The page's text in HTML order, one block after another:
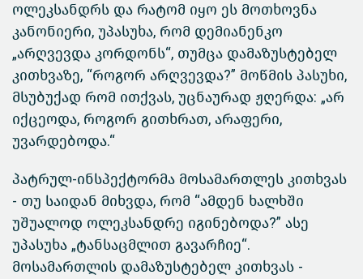
ოლეკსანდრს და რატომ იყო ეს მოთხოვნა
კანონიერი, უპასუხა, რომ დემიანენკო
„არღვევდა კორდონს“, თუმცა დამაზუსტებელ
კითხვაზე, “როგორ არღვევდა?” მოწმის პასუხი,
მსუბუქად რომ ითქვას, უცნაურად ჟღერდა: „არ
იქცეოდა, როგორ გითხრათ, არაფერი,
უვარდებოდა.“
პატრულ-ინსპექტორმა მოსამართლეს კითხვას
- თუ საიდან მიხვდა, რომ “ამდენ ხალხში
უშუალოდ ოლეკსანდრე იგინებოდა?” ასე
უპასუხა „ტანსაცმლით გავარჩიე“.
მოსამართლის დამაზუსტებელ კითხვას -